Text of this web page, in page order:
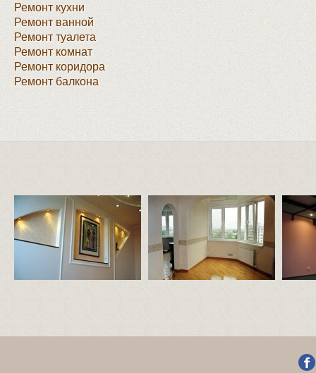
Ремонт кухни
Ремонт ванной
Ремонт туалета
Ремонт комнат
Ремонт коридора
Ремонт балкона